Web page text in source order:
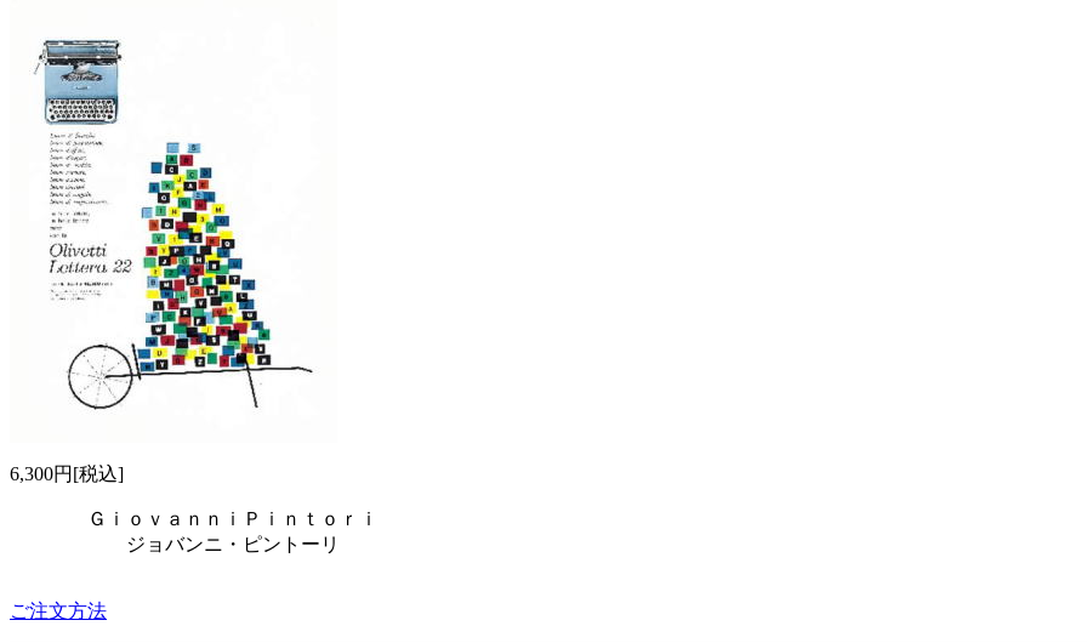
6,300円[税込]
ＧｉｏｖａｎｎｉＰｉｎｔｏｒｉ
ジョバンニ・ピントーリ
ご注文方法